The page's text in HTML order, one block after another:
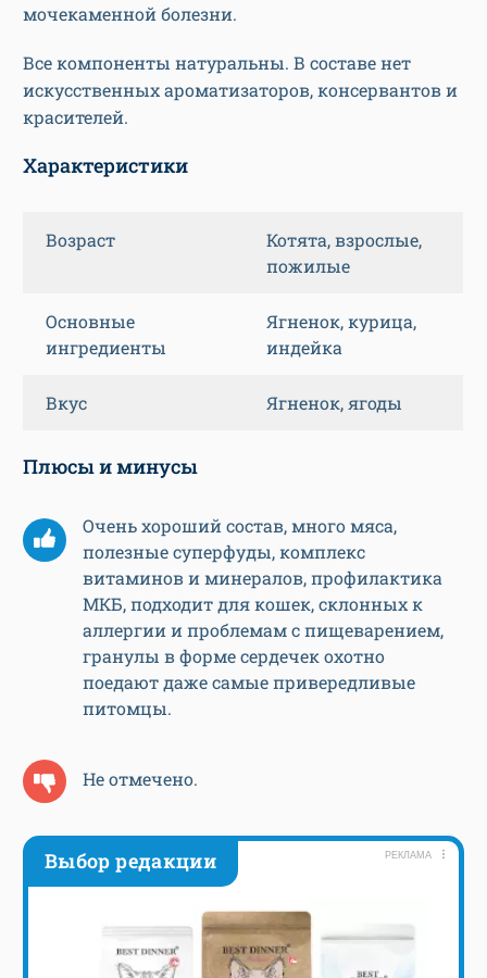
мочекаменной болезни.
Все компоненты натуральны. В составе нет
искусственных ароматизаторов, консервантов и
красителей.
Характеристики
Возраст
Котята, взрослые,
пожилые
Основные
ингредиенты
Ягненок, курица,
индейка
Вкус Ягненок, ягоды
Плюсы и минусы
Очень хороший состав, много мяса,
полезные суперфуды, комплекс
витаминов и минералов, профилактика
МКБ, подходит для кошек, склонных к
аллергии и проблемам с пищеварением,
гранулы в форме сердечек охотно
поедают даже самые привередливые
питомцы.
Не отмечено.
Выбор редакции РЕКЛАМА